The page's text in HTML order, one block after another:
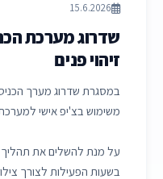
15.6.2026
שדרוג מערכת
זיהוי פנים
במסגרת שדרוג מערך
משימוש בצ'יפ אישי
על מנת להשלים את
בשעות הפעילות לצורך